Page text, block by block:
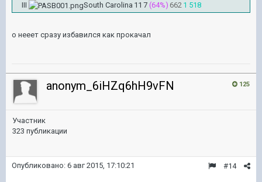
III
South Carolina 11 7 (64%) 662 1 518
о нееет сразу избавился как прокачал
125
anonym_6iHZq6hH9vFN
Участник
323 публикации
#14
Опубликовано: 6 авг 2015, 17:10:21